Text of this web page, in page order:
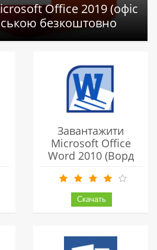
Office 2019 (офіс
безкоштовно
Завантажити
Microsoft Office
Word 2010 (Ворд
Безкоштовно